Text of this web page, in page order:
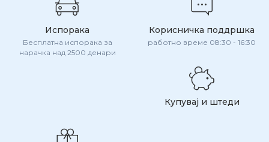
Испорака
Бесплатна испорака за
нарачка над 2500 денари
Корисничка поддршка
работно време 08:30 - 16:30
Купувај и штеди